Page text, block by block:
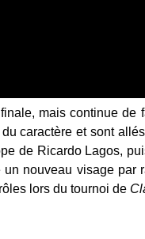
mais continue de
caractère et sont
de Ricardo Lagos,
nouveau visage par
lors du tournoi de